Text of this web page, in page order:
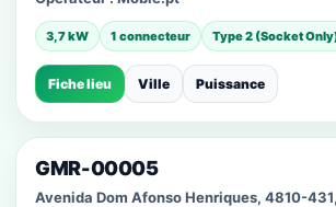
3,7 kW 1 connecteur Type 2 (Socket
Fiche lieu Ville Puissance
GMR-00005
Avenida Dom Afonso Henriques, 4810-